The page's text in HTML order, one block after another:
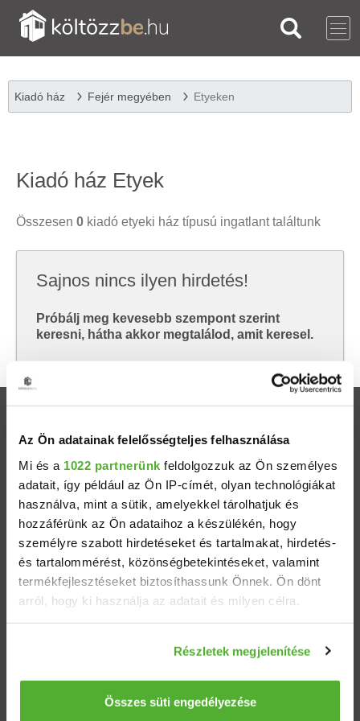
Az Ön adatainak felelősségteljes felhasználása
Mi és a 1022 partnerünk feldolgozzuk az Ön személyes
adatait, így például az Ön IP-címét, olyan technológiákat
használva, mint a sütik, amelyekkel tárolhatjuk és
hozzáférünk az Ön adataihoz a készülékén, hogy
személyre szabott hirdetéseket és tartalmakat, hirdetés-
és tartalommérést, közönségbetekintéseket, valamint
termékfejlesztéseket biztosíthassunk Önnek. Ön dönt
arról, hogy ki használja az adatait és milyen célra.
Információgyűjtés az Ön földrajzi elhelyezkedéséről
pár méteres pontossággal
Az Ön készülékén beazonosítása annak konkrét
Részletek megjelenítése
Összes süti engedélyezése
Kiadó ház Fejér megyében Etyeken
Kiadó ház Etyek
Összesen 0 kiadó etyeki ház típusú ingatlant találtunk
Sajnos nincs ilyen hirdetés!
Próbálj meg kevesebb szempont szerint
keresni, hátha akkor megtalálod, amit keresel.
Eladó házak
Eladó lakások
Települések
Albérletek
Adatvédelem Etikai kódex